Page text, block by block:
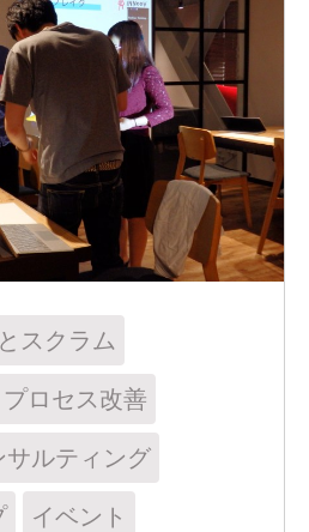
スクラム
プロセス改善
サルティング
イベント